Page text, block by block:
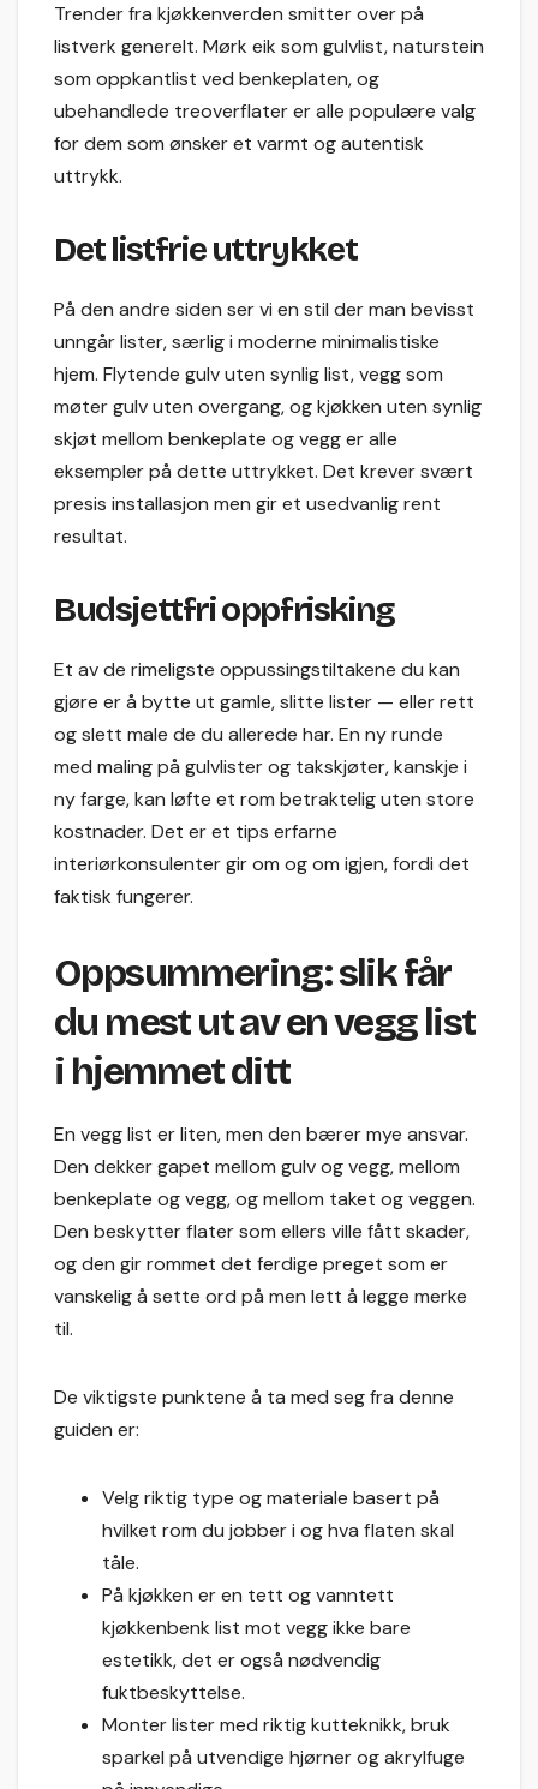
Trender fra kjøkkenverden smitter over på
listverk generelt. Mørk eik som gulvlist, naturstein
som oppkantlist ved benkeplaten, og
ubehandlede treoverflater er alle populære valg
for dem som ønsker et varmt og autentisk
uttrykk.
Det listfrie uttrykket
På den andre siden ser vi en stil der man bevisst
unngår lister, særlig i moderne minimalistiske
hjem. Flytende gulv uten synlig list, vegg som
møter gulv uten overgang, og kjøkken uten synlig
skjøt mellom benkeplate og vegg er alle
eksempler på dette uttrykket. Det krever svært
presis installasjon men gir et usedvanlig rent
resultat.
Budsjettfri oppfrisking
Et av de rimeligste oppussingstiltakene du kan
gjøre er å bytte ut gamle, slitte lister — eller rett
og slett male de du allerede har. En ny runde
med maling på gulvlister og takskjøter, kanskje i
ny farge, kan løfte et rom betraktelig uten store
kostnader. Det er et tips erfarne
interiørkonsulenter gir om og om igjen, fordi det
faktisk fungerer.
Oppsummering: slik får
du mest ut av en vegg list
i hjemmet ditt
En vegg list er liten, men den bærer mye ansvar.
Den dekker gapet mellom gulv og vegg, mellom
benkeplate og vegg, og mellom taket og veggen.
Den beskytter flater som ellers ville fått skader,
og den gir rommet det ferdige preget som er
vanskelig å sette ord på men lett å legge merke
til.
De viktigste punktene å ta med seg fra denne
guiden er:
Velg riktig type og materiale basert på
hvilket rom du jobber i og hva flaten skal
tåle.
På kjøkken er en tett og vanntett
kjøkkenbenk list mot vegg ikke bare
estetikk, det er også nødvendig
fuktbeskyttelse.
Monter lister med riktig kutteknikk, bruk
sparkel på utvendige hjørner og akrylfuge